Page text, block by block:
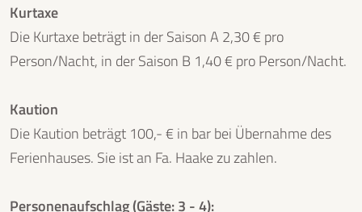
Kurtaxe
Die Kurtaxe beträgt in der Saison A 2,30 € pro
Person/Nacht, in der Saison B 1,40 € pro Person/Nacht.
Kaution
Die Kaution beträgt 100,- € in bar bei Übernahme des
Ferienhauses. Sie ist an Fa. Haake zu zahlen.
Personenaufschlag (Gäste: 3 - 4):